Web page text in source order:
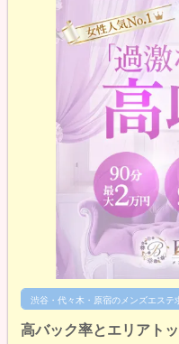
渋谷・代々木・原宿のメンズエステ
高バック率とエリアト